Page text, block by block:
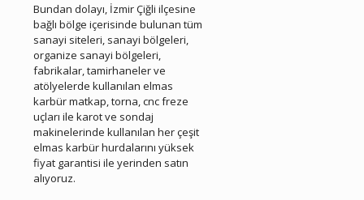
Bundan dolayı, İzmir Çiğli ilçesine
bağlı bölge içerisinde bulunan tüm
sanayi siteleri, sanayi bölgeleri,
organize sanayi bölgeleri,
fabrikalar, tamirhaneler ve
atölyelerde kullanılan elmas
karbür matkap, torna, cnc freze
uçları ile karot ve sondaj
makinelerinde kullanılan her çeşit
elmas karbür hurdalarını yüksek
fiyat garantisi ile yerinden satın
alıyoruz.